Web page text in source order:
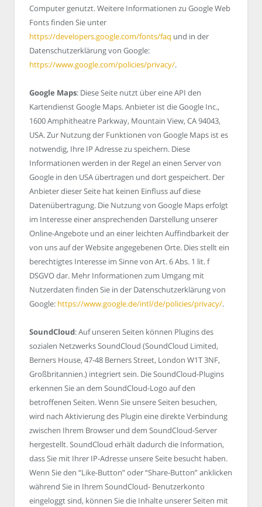
Computer genutzt. Weitere Informationen zu Google Web
Fonts finden Sie unter
https://developers.google.com/fonts/faq und in der
Datenschutzerklärung von Google:
https://www.google.com/policies/privacy/.
Google Maps: Diese Seite nutzt über eine API den
Kartendienst Google Maps. Anbieter ist die Google Inc.,
1600 Amphitheatre Parkway, Mountain View, CA 94043,
USA. Zur Nutzung der Funktionen von Google Maps ist es
notwendig, Ihre IP Adresse zu speichern. Diese
Informationen werden in der Regel an einen Server von
Google in den USA übertragen und dort gespeichert. Der
Anbieter dieser Seite hat keinen Einfluss auf diese
Datenübertragung. Die Nutzung von Google Maps erfolgt
im Interesse einer ansprechenden Darstellung unserer
Online-Angebote und an einer leichten Auffindbarkeit der
von uns auf der Website angegebenen Orte. Dies stellt ein
berechtigtes Interesse im Sinne von Art. 6 Abs. 1 lit. f
DSGVO dar. Mehr Informationen zum Umgang mit
Nutzerdaten finden Sie in der Datenschutzerklärung von
Google: https://www.google.de/intl/de/policies/privacy/.
SoundCloud: Auf unseren Seiten können Plugins des
sozialen Netzwerks SoundCloud (SoundCloud Limited,
Berners House, 47-48 Berners Street, London W1T 3NF,
Großbritannien.) integriert sein. Die SoundCloud-Plugins
erkennen Sie an dem SoundCloud-Logo auf den
betroffenen Seiten. Wenn Sie unsere Seiten besuchen,
wird nach Aktivierung des Plugin eine direkte Verbindung
zwischen Ihrem Browser und dem SoundCloud-Server
hergestellt. SoundCloud erhält dadurch die Information,
dass Sie mit Ihrer IP-Adresse unsere Seite besucht haben.
Wenn Sie den “Like-Button” oder “Share-Button” anklicken
während Sie in Ihrem SoundCloud- Benutzerkonto
eingeloggt sind, können Sie die Inhalte unserer Seiten mit